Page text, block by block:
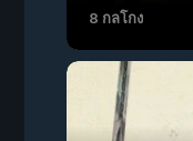
8 กลโกง